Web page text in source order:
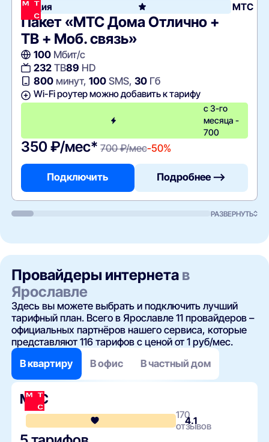
Акция МТС
Пакет «МТС Дома Отлично +
ТВ + Моб. связь»
100Мбит/с
232ТВ89 HD
800минут, 100SMS, 30Гб
Wi-Fi роутер можно добавить к тарифу
с 3-го
месяца -
700
350 ₽/мес* 700 ₽/мес-50%
Подключить Подробнее —>
РАЗВЕРНУТЬ
Провайдеры интернета в
Ярославле
Здесь вы можете выбрать и подключить лучший
тарифный план. Всего в Ярославле 11 провайдеров –
официальных партнёров нашего сервиса, которые
представляют 116 тарифов с ценой от 1 руб/мес.
В квартиру
В офис В частный дом
МТС
4.1
170
отзывов